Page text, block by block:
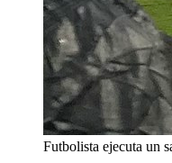
Futbolista ejecuta un